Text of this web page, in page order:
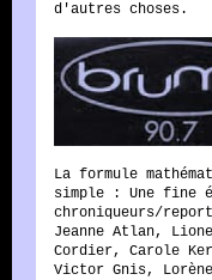
d'autres choses.
Brume
La formule
simple : Une fine
chroniqueurs/
Jeanne Atlan,
Cordier, Carole
Victor Gnis,